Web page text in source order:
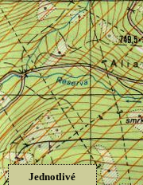
Jednotlivé